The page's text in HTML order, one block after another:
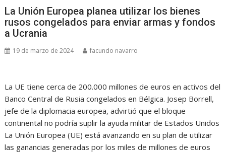
La Unión Europea planea utilizar los bienes
rusos congelados para enviar armas y fondos
a Ucrania
19 de marzo de 2024 facundo navarro
La UE tiene cerca de 200.000 millones de euros en activos del
Banco Central de Rusia congelados en Bélgica. Josep Borrell,
jefe de la diplomacia europea, advirtió que el bloque
continental no podría suplir la ayuda militar de Estados Unidos
La Unión Europea (UE) está avanzando en su plan de utilizar
las ganancias generadas por los miles de millones de euros